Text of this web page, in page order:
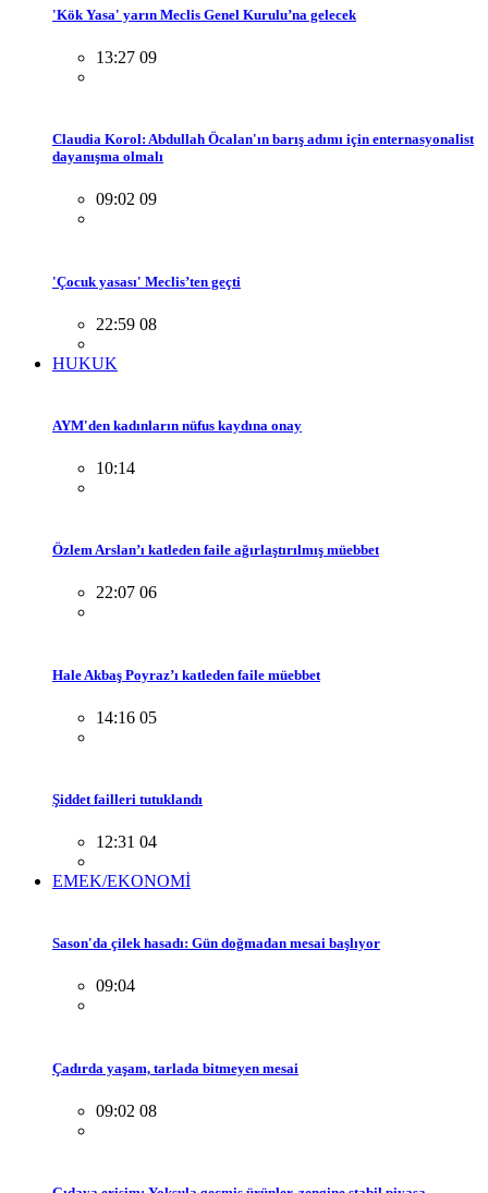
'Kök Yasa' yarın Meclis Genel Kurulu’na gelecek
13:27 09
Claudia Korol: Abdullah Öcalan'ın barış adımı için enternasyonalist
dayanışma olmalı
09:02 09
'Çocuk yasası' Meclis’ten geçti
22:59 08
HUKUK
AYM'den kadınların nüfus kaydına onay
10:14
Özlem Arslan’ı katleden faile ağırlaştırılmış müebbet
22:07 06
Hale Akbaş Poyraz’ı katleden faile müebbet
14:16 05
Şiddet failleri tutuklandı
12:31 04
EMEK/EKONOMİ
Sason'da çilek hasadı: Gün doğmadan mesai başlıyor
09:04
Çadırda yaşam, tarlada bitmeyen mesai
09:02 08